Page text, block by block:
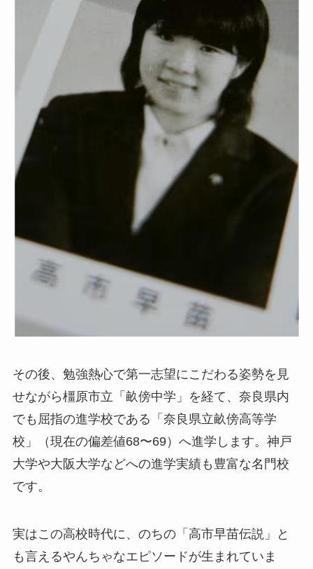
その後、勉強熱心で第一志望にこだわる姿勢を見
せながら橿原市立「畝傍中学」を経て、奈良県内
でも屈指の進学校である「奈良県立畝傍高等学
校」（現在の偏差値68〜69）へ進学します。神戸
大学や大阪大学などへの進学実績も豊富な名門校
です。
実はこの高校時代に、のちの「高市早苗伝説」と
も言えるやんちゃなエピソードが生まれていま